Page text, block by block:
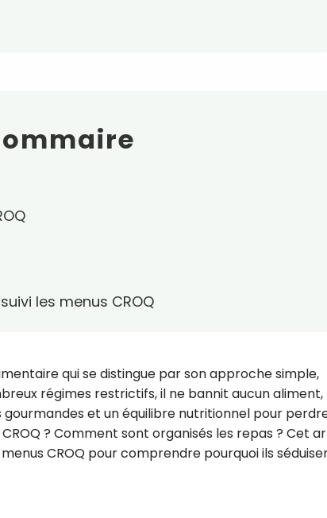
les menus CROQ
qui se distingue par son approche simple,
régimes restrictifs, il ne bannit aucun aliment,
et un équilibre nutritionnel pour
? Comment sont organisés les repas ? Cet
CROQ pour comprendre pourquoi ils